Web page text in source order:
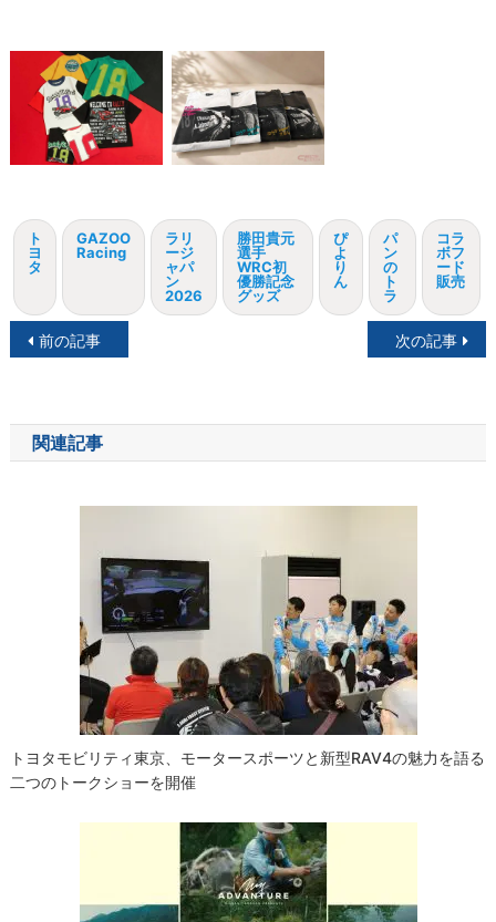
ト
ヨ
タ
GAZOO
Racing
ラリ
ージ
ャパ
ン
2026
勝田貴元
選手
WRC初
優勝記念
グッズ
ぴ
よ
り
ん
パ
ン
の
ト
ラ
コラ
ボフ
ード
販売
投
ナ
ビ
前の記事 次の記事
関連記事
トヨタモビリティ東京、モータースポーツと新型RAV4の魅力を語る
二つのトークショーを開催